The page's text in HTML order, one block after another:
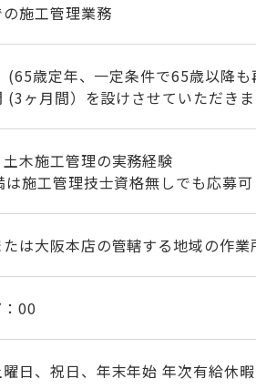
施工管理業務
定年、一定条件で65歳以降も
ヶ月間）を設けさせていただきま
木施工管理の実務経験
施工管理技士資格無しでも応募可
は大阪本店の管轄する地域の作業
00
曜日、祝日、年末年始 年次有給休